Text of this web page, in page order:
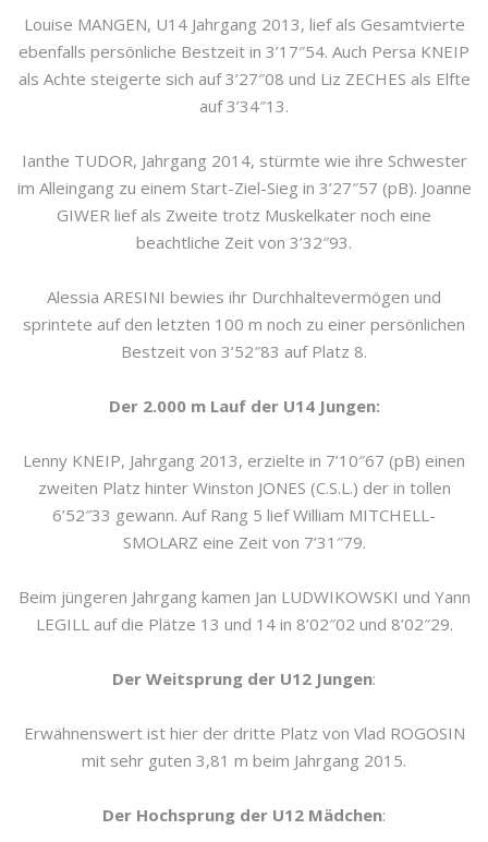
Louise MANGEN, U14 Jahrgang 2013, lief als Gesamtvierte
ebenfalls persönliche Bestzeit in 3’17″54. Auch Persa KNEIP
als Achte steigerte sich auf 3’27″08 und Liz ZECHES als Elfte
auf 3’34″13.
Ianthe TUDOR, Jahrgang 2014, stürmte wie ihre Schwester
im Alleingang zu einem Start-Ziel-Sieg in 3’27″57 (pB). Joanne
GIWER lief als Zweite trotz Muskelkater noch eine
beachtliche Zeit von 3’32″93.
Alessia ARESINI bewies ihr Durchhaltevermögen und
sprintete auf den letzten 100 m noch zu einer persönlichen
Bestzeit von 3’52″83 auf Platz 8.
Der 2.000 m Lauf der U14 Jungen:
Lenny KNEIP, Jahrgang 2013, erzielte in 7’10″67 (pB) einen
zweiten Platz hinter Winston JONES (C.S.L.) der in tollen
6’52″33 gewann. Auf Rang 5 lief William MITCHELL-
SMOLARZ eine Zeit von 7’31″79.
Beim jüngeren Jahrgang kamen Jan LUDWIKOWSKI und Yann
LEGILL auf die Plätze 13 und 14 in 8’02″02 und 8’02″29.
Der Weitsprung der U12 Jungen:
Erwähnenswert ist hier der dritte Platz von Vlad ROGOSIN
mit sehr guten 3,81 m beim Jahrgang 2015.
Der Hochsprung der U12 Mädchen: